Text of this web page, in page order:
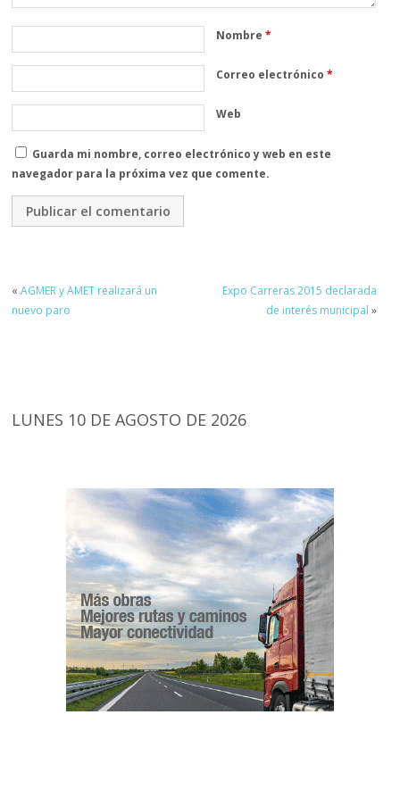
Nombre*
Correo electrónico*
Web
Guarda mi nombre, correo electrónico y web en este
navegador para la próxima vez que comente.
«AGMER y AMET realizará un
nuevo paro
Expo Carreras 2015 declarada
de interés municipal »
LUNES 10 DE AGOSTO DE 2026